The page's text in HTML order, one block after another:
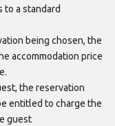
to a standard
being chosen, the
accommodation price
the reservation
entitled to charge the
guest